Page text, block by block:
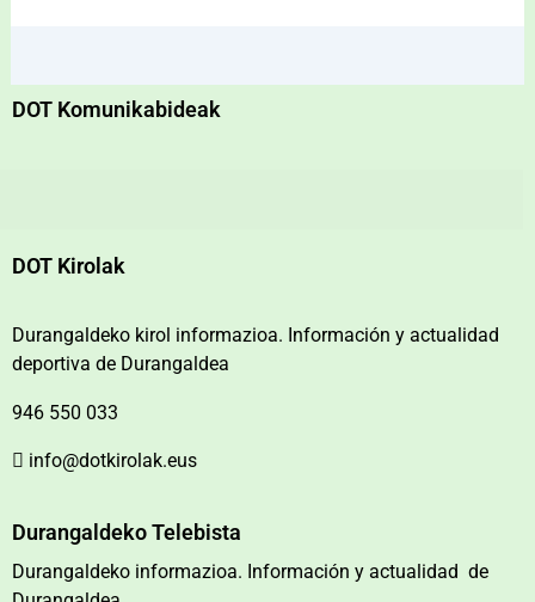
DOT Komunikabideak
DOT Kirolak
Durangaldeko kirol informazioa. Información y actualidad
deportiva de Durangaldea
946 550 033
info@dotkirolak.eus
Durangaldeko Telebista
Durangaldeko informazioa. Información y actualidad de